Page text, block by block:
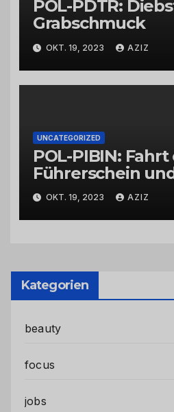
POL-PDTR:
Grabschmuck
OKT. 19, 2023 AZIZ
UNCATEGORIZED
POL-PIBIN:
Führerschein
Einfluss von
OKT. 19, 2023 AZIZ
Kategorien
beauty
focus
jobs